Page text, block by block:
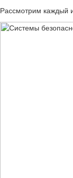
Рассмотрим каждый